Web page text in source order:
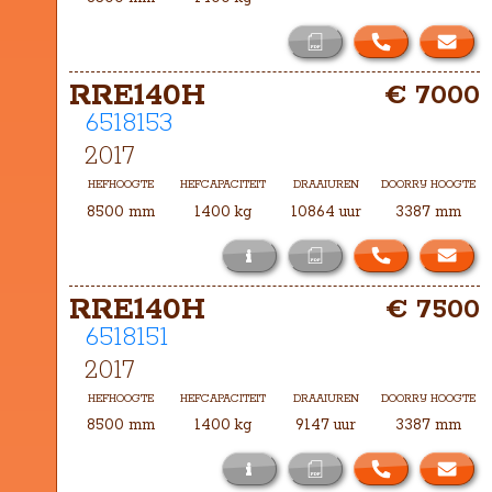
RRE140H
6518153
2017
HEFHOOGTE HEFCAPACITEIT DRAAIUREN DOORRIJ HOOGTE
8500 mm 1400 kg 10864 uur 3387 mm
i
€ 7000
Het masttype bij deze RRE140H is
TH-8500
RRE140H
6518151
2017
HEFHOOGTE HEFCAPACITEIT DRAAIUREN DOORRIJ HOOGTE
8500 mm 1400 kg 9147 uur 3387 mm
i
€ 7500